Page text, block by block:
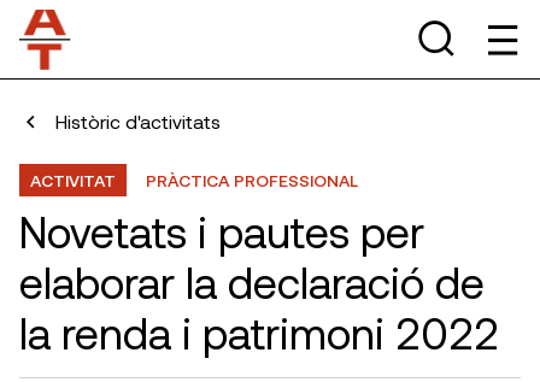
Històric d'activitats
ACTIVITAT PRÀCTICA PROFESSIONAL
Novetats i pautes per
elaborar la declaració de
la renda i patrimoni 2022